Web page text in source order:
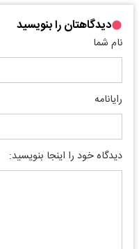
دیدگاهتان را بنویسید
نام شما
رایانامه
دیدگاه خود را اینجا بنویسید: